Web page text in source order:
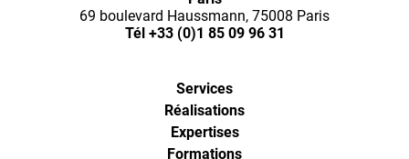
l'agence
de
digital
69 boulevard Haussmann, 75008 Paris
Tél +33 (0)1 85 09 96 31
Services
Réalisations
Expertises
Formations